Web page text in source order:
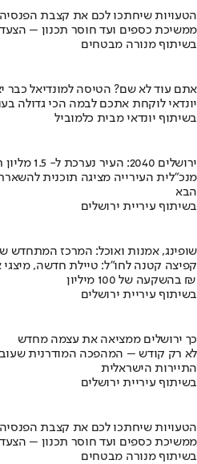
הטעויות שיחתכו לכם את קצבת הפנסיה
ממשיכת כספים ועד חוסר תכנון –
בשיתוף מנורה מבטחים
אתם עוד לא שם? הטיסה למונדיאל כבר
יונדאי לוקחת אתכם לבמה הכי גדולה
בשיתוף יונדאי מבית כלמוביל
ירושלים 2040: העיר נערכת ל- 1.5 מליון תושבים
מנכ"לית העירייה מציגה תוכנית
הבא
בשיתוף עיריית ירושלים
שופינג, אמנות ואוכל: המרכז המתחדש
קפיצה קטנה לחו"ל: טיילת חדשה, מיצגי
בהשקעה של 100 מיליון ₪
בשיתוף עיריית ירושלים
כך ירושלים ממציאה את עצמה מחדש
לא רק קודש – המהפכה המודרנית
התיירות הישראלית
בשיתוף עיריית ירושלים
הטעויות שיחתכו לכם את קצבת הפנסיה
ממשיכת כספים ועד חוסר תכנון –
בשיתוף מנורה מבטחים